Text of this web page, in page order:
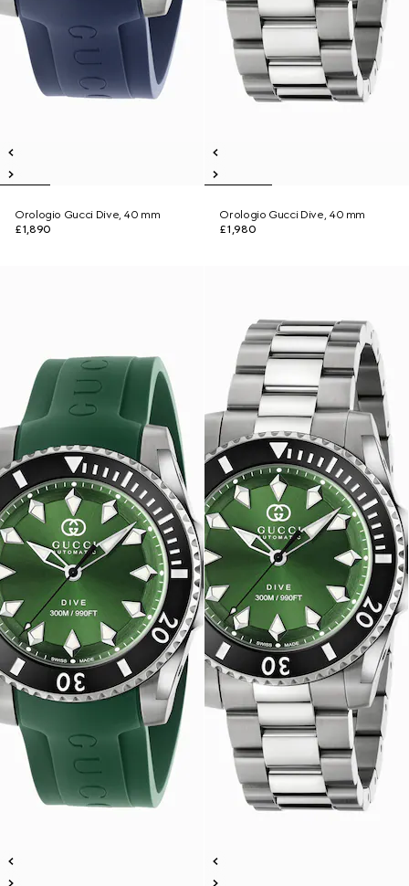
Orologio Gucci Dive, 40 mm
£1,890
Orologio Gucci Dive, 40 mm
£1,980